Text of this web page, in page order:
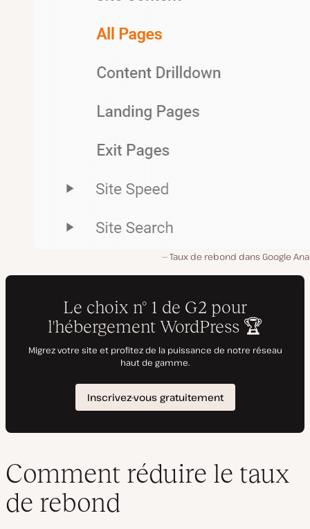
Taux de rebond dans Google
Comment réduire le taux
de rebond